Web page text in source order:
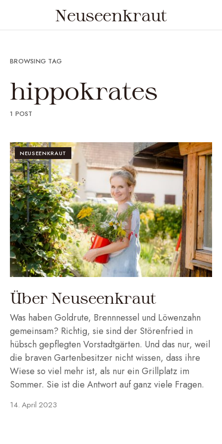
Neuseenkraut
BROWSING TAG
hippokrates
1 POST
NEUSEENKRAUT
Über Neuseenkraut
Was haben Goldrute, Brennnessel und Löwenzahn
gemeinsam? Richtig, sie sind der Störenfried in
hübsch gepflegten Vorstadtgärten. Und das nur, weil
die braven Gartenbesitzer nicht wissen, dass ihre
Wiese so viel mehr ist, als nur ein Grillplatz im
Sommer. Sie ist die Antwort auf ganz viele Fragen.
14. April 2023